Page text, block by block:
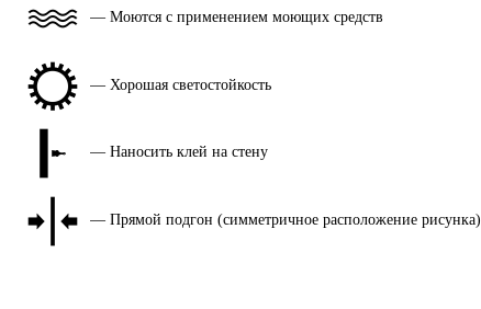
— Моются с применением моющих средств
— Хорошая светостойкость
— Наносить клей на стену
— Прямой подгон (симметричное расположение рисунка)